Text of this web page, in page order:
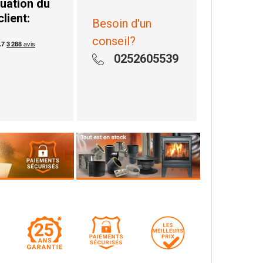
du
Besoin d'un
conseil?
0252605539